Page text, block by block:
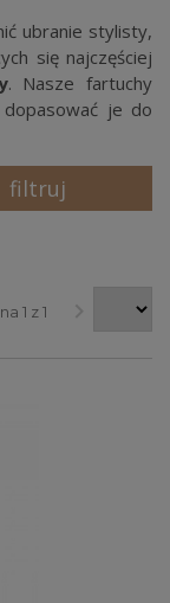
ubranie stylisty,
się najczęściej
. Nasze fartuchy
dopasować je do
filtruj
1 z 1